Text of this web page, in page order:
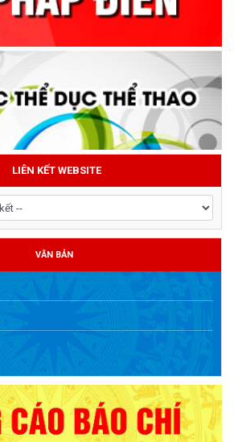
LIÊN KẾT WEBSITE
VĂN BẢN